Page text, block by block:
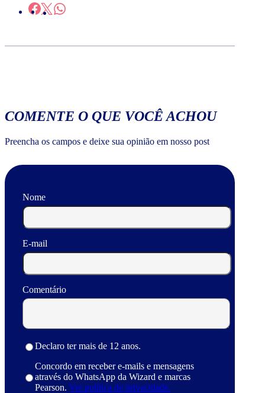
COMENTE O QUE VOCÊ ACHOU
Preencha os campos e deixe sua opinião em nosso post
Nome
E-mail
Comentário
Declaro ter mais de 12 anos.
Concordo em receber e-mails e mensagens
através do WhatsApp da Wizard e marcas
Pearson. Ver política de privacidade.